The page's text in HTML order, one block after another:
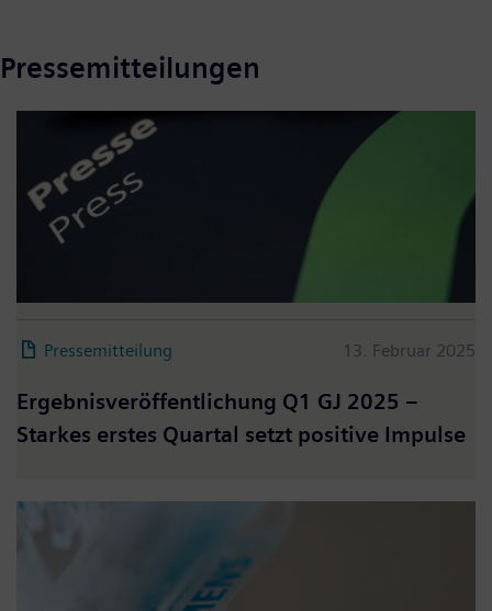
Pressemitteilungen
Pressemitteilung 13. Februar 2025
Ergebnisveröffentlichung Q1 GJ 2025 –
Starkes erstes Quartal setzt positive Impulse